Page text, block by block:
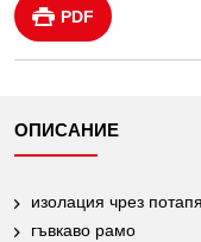
PDF
ОПИСАНИЕ
изолация чрез
гъвкаво рамо